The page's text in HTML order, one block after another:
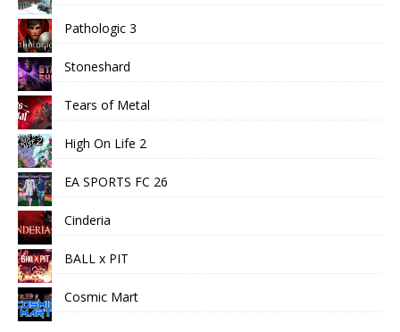
Pathologic 3
Stoneshard
Tears of Metal
High On Life 2
EA SPORTS FC 26
Cinderia
BALL x PIT
Cosmic Mart